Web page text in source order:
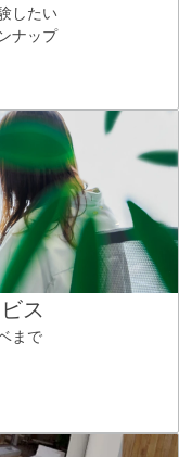
したい
ナップ
ス
まで